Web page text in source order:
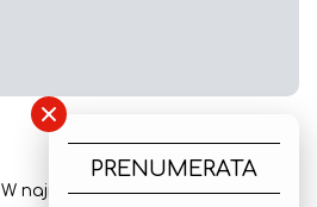
W najnowszym wydaniu
×
PRENUMERATA